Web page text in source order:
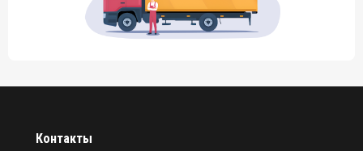
Контакты